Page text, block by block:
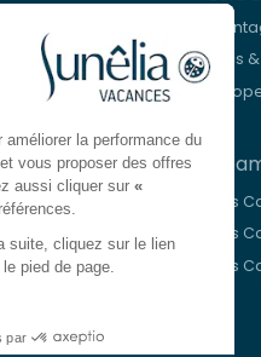
la performance du
vous proposer des offres
aussi cliquer sur «
suite, cliquez sur le lien
pied de page.
par
8h30 à 18h30.
et de 14h à 17h
Lacs
Nos
Nos
Nos
Nos